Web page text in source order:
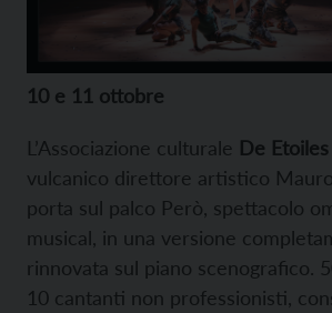
10 e 11 ottobre
L’Associazione culturale De Etoiles
vulcanico direttore artistico Mauro
porta sul palco Però, spettacolo
musical, in una versione
rinnovata sul piano scenografico.
10 cantanti non professionisti,